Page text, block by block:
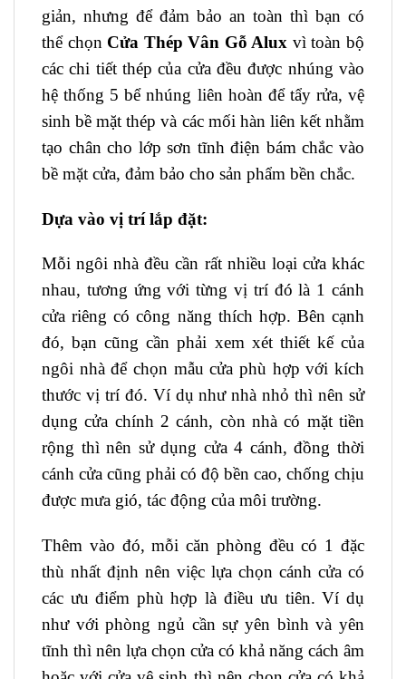
giản, nhưng để đảm bảo an toàn thì bạn có
thể chọn Cửa Thép Vân Gỗ Alux vì toàn bộ
các chi tiết thép của cửa đều được nhúng vào
hệ thống 5 bể nhúng liên hoàn để tẩy rửa, vệ
sinh bề mặt thép và các mối hàn liên kết nhằm
tạo chân cho lớp sơn tĩnh điện bám chắc vào
bề mặt cửa, đảm bảo cho sản phẩm bền chắc.
Dựa vào vị trí lắp đặt:
Mỗi ngôi nhà đều cần rất nhiều loại cửa khác
nhau, tương ứng với từng vị trí đó là 1 cánh
cửa riêng có công năng thích hợp. Bên cạnh
đó, bạn cũng cần phải xem xét thiết kế của
ngôi nhà để chọn mẫu cửa phù hợp với kích
thước vị trí đó. Ví dụ như nhà nhỏ thì nên sử
dụng cửa chính 2 cánh, còn nhà có mặt tiền
rộng thì nên sử dụng cửa 4 cánh, đồng thời
cánh cửa cũng phải có độ bền cao, chống chịu
được mưa gió, tác động của môi trường.
Thêm vào đó, mỗi căn phòng đều có 1 đặc
thù nhất định nên việc lựa chọn cánh cửa có
các ưu điểm phù hợp là điều ưu tiên. Ví dụ
như với phòng ngủ cần sự yên bình và yên
tĩnh thì nên lựa chọn cửa có khả năng cách âm